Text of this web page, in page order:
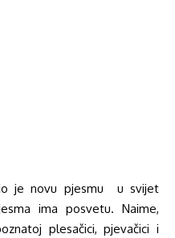
je novu pjesmu u svijet
ima posvetu. Naime,
plesačici, pjevačici i